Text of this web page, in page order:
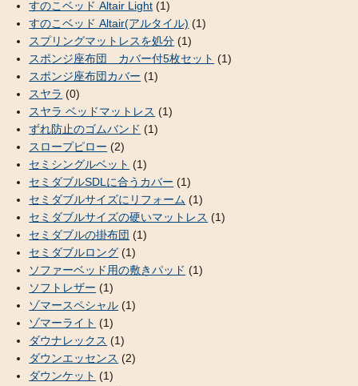
すのこベッド Altair Light (1)
すのこベッド Altair(アルタイル) (1)
スプリングマットレスを処分 (1)
スポンジ座布団 カバー付5枚セット (1)
スポンジ座布団カバー (1)
スヤラ (0)
スヤラ ベッドマットレス (1)
ずれ防止のゴムバンド (1)
スロープピロー (2)
セミシングルベット (1)
セミダブルSDLに合うカバー (1)
セミダブルサイズにリフォーム (1)
セミダブルサイズの硬いマットレス (1)
セミダブルの掛布団 (1)
セミダブルロング (1)
ソファーベッド用の敷きパッド (1)
ソフトレザー (1)
ゾマースペシャル (1)
ゾマーライト (1)
ダウナレックス (1)
ダウンエッセンス (2)
ダウンケット (1)